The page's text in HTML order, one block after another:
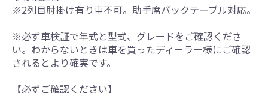
※2列目肘掛け有り車不可。助手席バックテーブル対応。
※必ず車検証で年式と型式、グレードをご確認くださ
い。わからないときは車を買ったディーラー様にご確認
されるとより確実です。
【必ずご確認ください】